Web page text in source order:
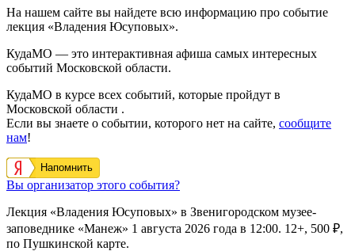
На нашем сайте вы найдете всю информацию про событие
лекция «Владения Юсуповых».
КудаМО — это интерактивная афиша самых интересных
событий Московской области.
КудаМО в курсе всех событий, которые пройдут в
Московской области .
Если вы знаете о событии, которого нет на сайте, сообщите
нам!
Напомнить
Вы организатор этого события?
Лекция «Владения Юсуповых» в Звенигородском музее-
заповеднике «Манеж» 1 августа 2026 года в 12:00. 12+, 500 ₽,
по Пушкинской карте.